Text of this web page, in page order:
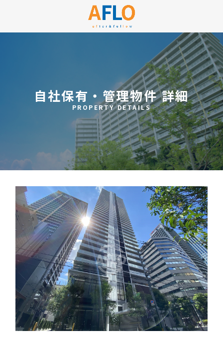
自社保有・管理物件 詳細
PROPERTY DETAILS